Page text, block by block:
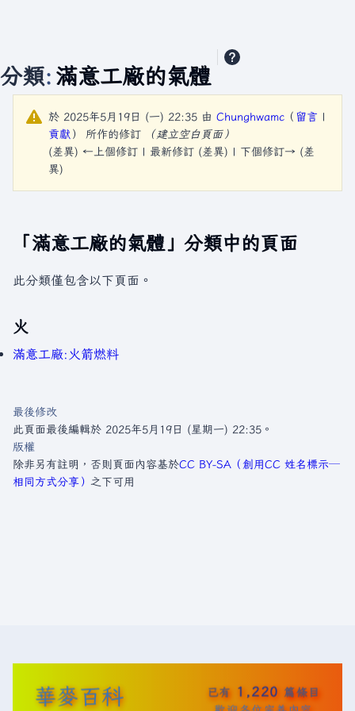
分類: 滿意工廠的氣體
於 2025年5月19日 (一) 22:35 由 Chunghwamc （ 留言 |
貢獻 ） 所作的修訂
（建立空白頁面）
(差異) ←上個修訂 | 最新修訂 (差異) | 下個修訂→ (差
異)
「滿意工廠的氣體」分類中的頁面
此分類僅包含以下頁面。
火
滿意工廠:火箭燃料
最後修改
此頁面最後編輯於 2025年5月19日 (星期一) 22:35。
版權
除非另有註明，否則頁面內容基於CC BY-SA（創用CC 姓名標示─
相同方式分享） 之下可用
華麥百科 已有 1,220 篇條目